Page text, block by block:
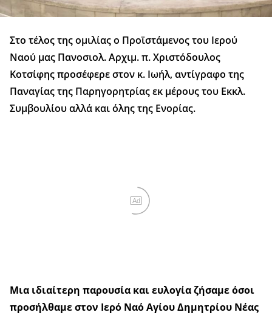
Στο τέλος της ομιλίας ο Προϊστάμενος του Ιερού
Ναού μας Πανοσιολ. Αρχιμ. π. Χριστόδουλος
Κοτσίφης προσέφερε στον κ. Ιωήλ, αντίγραφο της
Παναγίας της Παρηγορητρίας εκ μέρους του Εκκλ.
Συμβουλίου αλλά και όλης της Ενορίας.
Ad
Μια ιδιαίτερη παρουσία και ευλογία ζήσαμε όσοι
προσήλθαμε στον Ιερό Ναό Αγίου Δημητρίου Νέας